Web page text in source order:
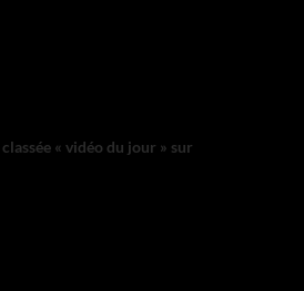
« vidéo du jour » sur